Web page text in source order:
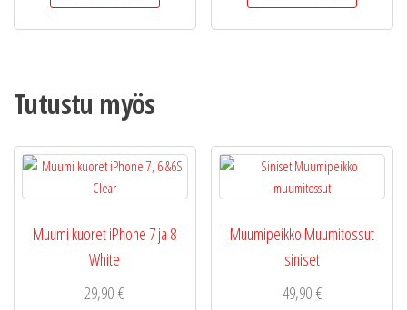
Tutustu myös
Muumi kuoret iPhone 7 ja 8
White
29,90€
Muumipeikko Muumitossut
siniset
49,90 €